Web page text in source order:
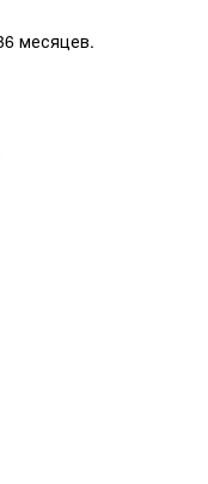
месяцев.